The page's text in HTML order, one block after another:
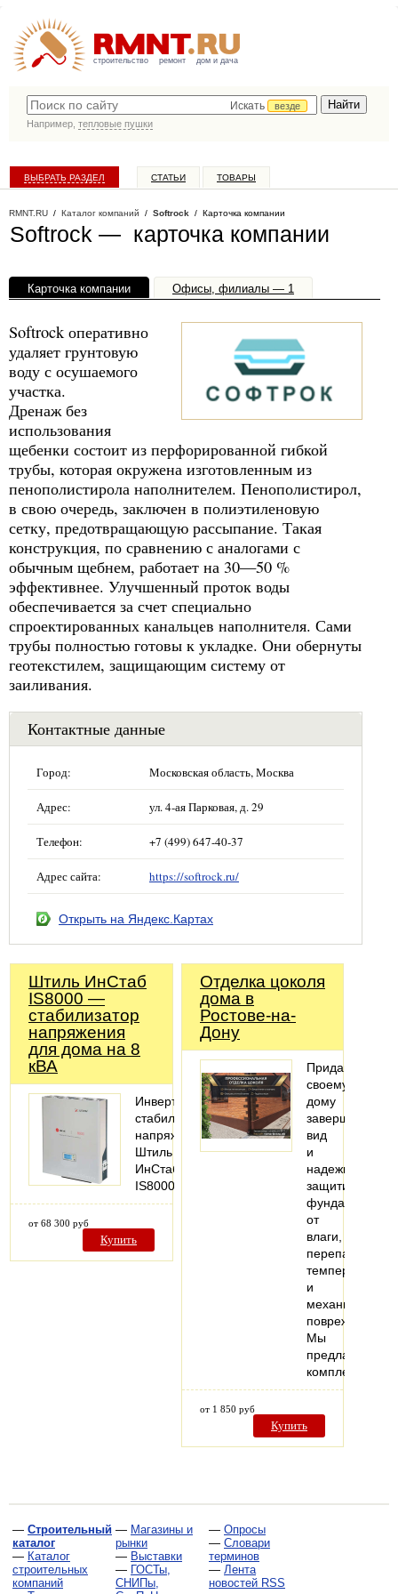
строительство ремонт дом и дача
Искать
везде
Например, тепловые пушки
ВЫБРАТЬ РАЗДЕЛ СТАТЬИ ТОВАРЫ
RMNT.RU / Каталог компаний / Softrock / Карточка компании
Softrock — карточка компании
Карточка компании Офисы, филиалы — 1
Softrock оперативно
удаляет грунтовую
воду с осушаемого
участка.
Дренаж без
использования
щебенки состоит из перфорированной гибкой
трубы, которая окружена изготовленным из
пенополистирола наполнителем. Пенополистирол,
в свою очередь, заключен в полиэтиленовую
сетку, предотвращающую рассыпание. Такая
конструкция, по сравнению с аналогами с
обычным щебнем, работает на 30—50 %
эффективнее. Улучшенный проток воды
обеспечивается за счет специально
спроектированных канальцев наполнителя. Сами
трубы полностью готовы к укладке. Они обернуты
геотекстилем, защищающим систему от
заиливания.
Контактные данные
Город: Московская область, Москва
Адрес: ул. 4-ая Парковая, д. 29
Телефон: +7 (499) 647-40-37
Адрес сайта: https://softrock.ru/
Открыть на Яндекс.Картах
Штиль ИнСтаб
IS8000 —
стабилизатор
напряжения
для дома на 8
кВА
Инвертоный
стабилизатор
напряжения
Штиль
ИнСтаб
IS8000
от 68 300 руб
Купить
Отделка цоколя
дома в
Ростове-на-
Дону
Придайте
своему
дому
завершенный
вид
и
надежно
защитите
фундамент
от
влаги,
перепадов
температур
и
механических
повреждений!
Мы
предлагаем
комплексные…
от 1 850 руб
Купить
— Строительный
каталог
— Каталог
строительных
компаний
— Магазины и
рынки
— Выставки
— ГОСТы,
СНИПы,
— Опросы
— Словари
терминов
— Лента
новостей RSS